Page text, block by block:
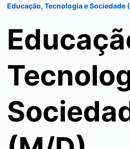
Educação, Tecnologia e Sociedade